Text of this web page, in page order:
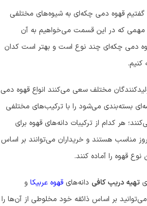
گفتیم قهوه دمی چکه‌ای به شیوه‌های مختلفی
مهمی که در این قسمت می‌خواهیم به آن
دمی چکه‌ای چند نوع است و بهتر است کدان
کنیم.
مختلف سعی می‌کنند انواع قهوه دمی
بسته‌بندی می‌شود را با ترکیب‌های مختلفی
هر کدام از ترکیبات دانه‌های قهوه برای
مناسب هستند و خریداران می‌توانند بر اساس
قهوه را آماده کنند.
تهیه دریپ کافی دانه‌های قهوه عربیکا و
بر اساس ذائقه خود مخلوطی از آن‌ها را